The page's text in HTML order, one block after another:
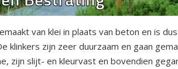
van klei in plaats van beton en is
klinkers zijn zeer duurzaam en gaan
zijn slijt- en kleurvast en bovendien